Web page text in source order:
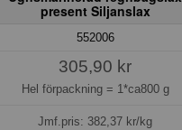
present Siljanslax
552006
305,90 kr
Hel förpackning = 1*ca800 g
Jmf.pris: 382,37 kr/kg